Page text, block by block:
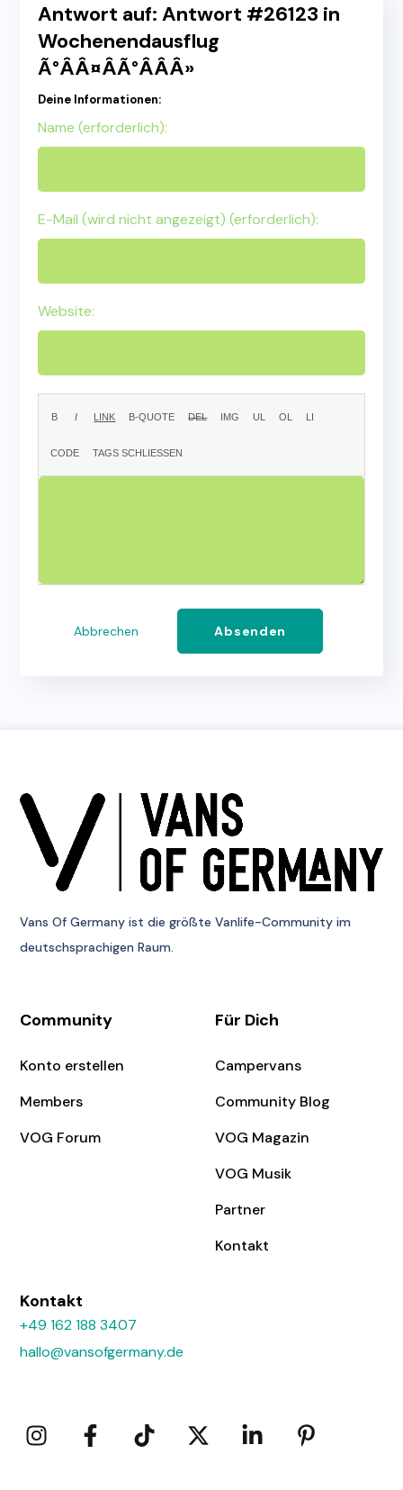
Antwort auf: Antwort #26123 in
Wochenendausflug
Ã°ÂÂ¤ÂÃ°ÂÂÂ»
Deine Informationen:
Name (erforderlich):
E-Mail (wird nicht angezeigt) (erforderlich):
Website:
Abbrechen Absenden
Vans Of Germany ist die größte Vanlife-Community im
deutschsprachigen Raum.
Community
Konto erstellen
Members
VOG Forum
Für Dich
Campervans
Community Blog
VOG Magazin
VOG Musik
Partner
Kontakt
Kontakt
+49 162 188 3407
hallo@vansofgermany.de